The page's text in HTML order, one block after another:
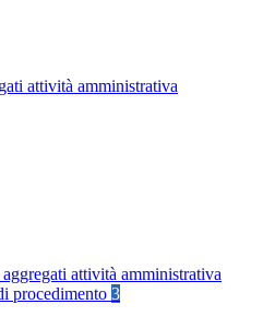
attività amministrativa
attività amministrativa
procedimento 3